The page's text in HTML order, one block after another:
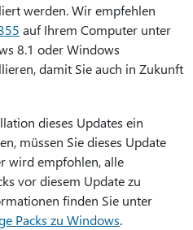
werden. Wir empfehlen
auf Ihrem Computer unter
8.1 oder Windows
damit Sie auch in Zukunft
dieses Updates ein
müssen Sie dieses Update
wird empfohlen, alle
vor diesem Update zu
finden Sie unter
Packs zu Windows.